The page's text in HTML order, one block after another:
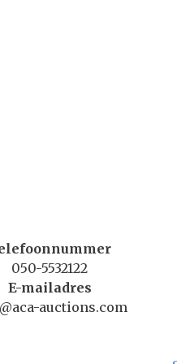
050-5532122
E-mailadres
auctions.com